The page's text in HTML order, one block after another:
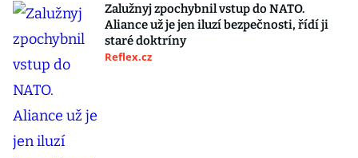
Zalužnyj zpochybnil vstup do NATO.
Aliance už je jen iluzí bezpečnosti, řídí ji
staré doktríny
Reflex.cz